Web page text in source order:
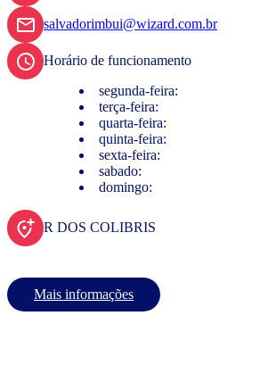
salvadorimbui@wizard.com.br
Horário de funcionamento
segunda-feira:
terça-feira:
quarta-feira:
quinta-feira:
sexta-feira:
sabado:
domingo:
R DOS COLIBRIS
Mais informações